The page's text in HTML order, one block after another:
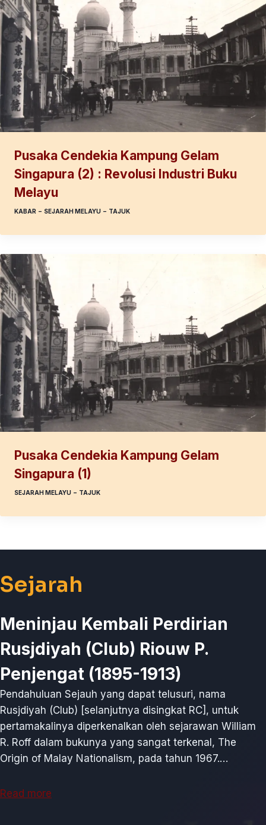
Pusaka Cendekia Kampung Gelam
Singapura (2) : Revolusi Industri Buku
Melayu
KABAR – SEJARAH MELAYU – TAJUK
Pusaka Cendekia Kampung Gelam
Singapura (1)
SEJARAH MELAYU – TAJUK
Sejarah
Meninjau Kembali Perdirian
Rusjdiyah (Club) Riouw P.
Penjengat (1895-1913)
Pendahuluan Sejauh yang dapat telusuri, nama
Rusjdiyah (Club) [selanjutnya disingkat RC], untuk
pertamakalinya diperkenalkan oleh sejarawan William
R. Roff dalam bukunya yang sangat terkenal, The
Origin of Malay Nationalism, pada tahun 1967.…
Read more